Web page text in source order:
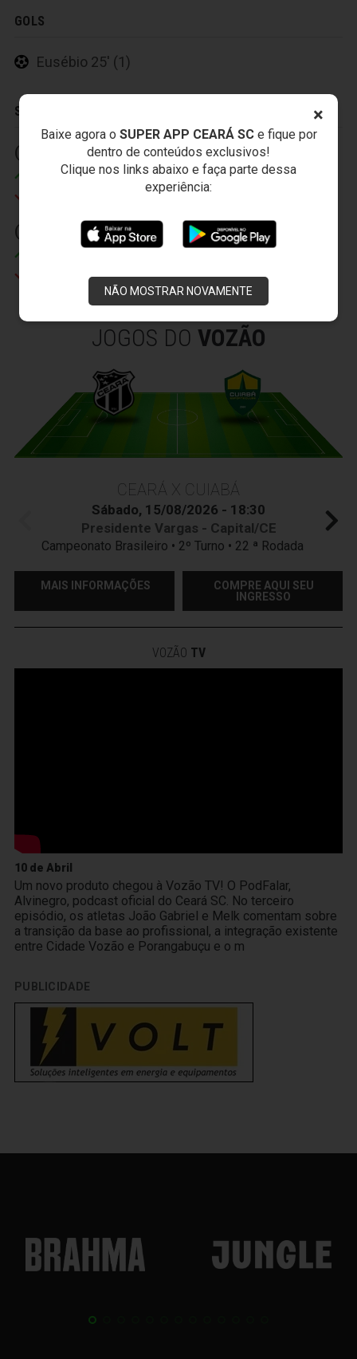
×
Baixe agora o SUPER APP CEARÁ SCe fique por
dentro de conteúdos exclusivos!
Clique nos links abaixo e faça parte dessa
experiência:
NÃO MOSTRAR NOVAMENTE
GOLS
Eusébio 25' (1)
SUBSTITUIÇÕES
(1) 29' (2)
Misael
(2) 40' (2)
Robston
Juca
(3) 45' (2)
JOGOS DO VOZÃO
CEARÁ X CUIABÁ
Sábado, 15/08/2026 - 18:30
Presidente Vargas - Capital/CE
Campeonato Brasileiro • 2º Turno • 22 ª Rodada
MAIS INFORMAÇÕES
COMPRE AQUI SEU
INGRESSO
VOZÃO TV
10 de Abril
Um novo produto chegou à Vozão TV! O PodFalar,
Alvinegro, podcast oficial do Ceará SC. No terceiro
episódio, os atletas João Gabriel e Melk comentam sobre
a transição da base ao profissional, a integração existente
entre Cidade Vozão e Porangabuçu e o m
PUBLICIDADE